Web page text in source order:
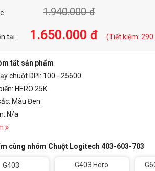
: 1.940.000 đ
tại : 1.650.000 đ (Tiết kiệm:
tắt sản phẩm
chuột DPI: 100 - 25600
HERO 25K
Màu Đen
N/a
cùng nhóm Chuột Logitech 403-603-703
G403
G403 Hero